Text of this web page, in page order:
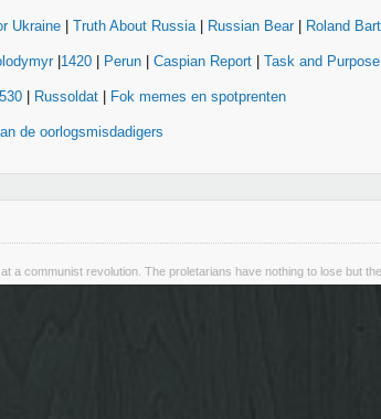
Ukraine Truth About Russia| Russian Bear| Roland
| 1420 Perun Caspian Report Task and Purpose
Russoldat Fok memes en spotprenten
de oorlogsmisdadigers
a communist revolution. The proletarians have nothing to lose but